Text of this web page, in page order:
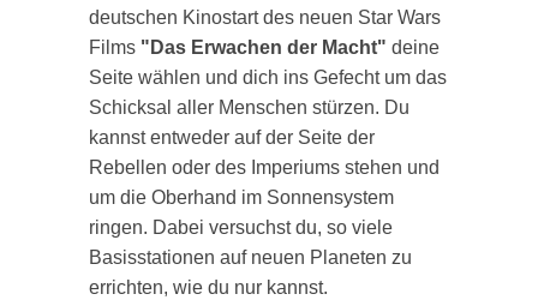
deutschen Kinostart des neuen Star Wars
Films "Das Erwachen der Macht" deine
Seite wählen und dich ins Gefecht um das
Schicksal aller Menschen stürzen. Du
kannst entweder auf der Seite der
Rebellen oder des Imperiums stehen und
um die Oberhand im Sonnensystem
ringen. Dabei versuchst du, so viele
Basisstationen auf neuen Planeten zu
errichten, wie du nur kannst.